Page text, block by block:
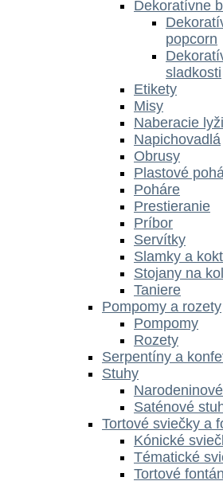
Dekoratívne
popcorn
sladkosti
Etikety
Misy
Naberacie
Napichovadlá
Obrusy
Plastové
Poháre
Prestieranie
Príbor
Servítky
Slamky a
Stojany na
Taniere
Pompomy a rozety
Pompomy
Rozety
Serpentíny a
Stuhy
Saténové
Tortové sviečky a
Kónické
Tématické
Tortové